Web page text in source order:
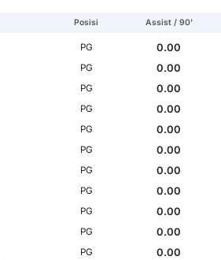
Posisi Assist / 90'
PG
0.00
PG
0.00
PG
0.00
PG
0.00
PG
0.00
PG
0.00
PG
0.00
PG
0.00
PG
0.00
PG
0.00
PG
0.00